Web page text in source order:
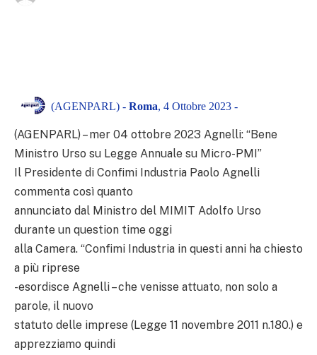
(AGENPARL) - Roma, 4 Ottobre 2023 -
(AGENPARL) – mer 04 ottobre 2023 Agnelli: “Bene
Ministro Urso su Legge Annuale su Micro-PMI”
Il Presidente di Confimi Industria Paolo Agnelli
commenta così quanto
annunciato dal Ministro del MIMIT Adolfo Urso
durante un question time oggi
alla Camera. “Confimi Industria in questi anni ha chiesto
a più riprese
-esordisce Agnelli – che venisse attuato, non solo a
parole, il nuovo
statuto delle imprese (Legge 11 novembre 2011 n.180.) e
apprezziamo quindi